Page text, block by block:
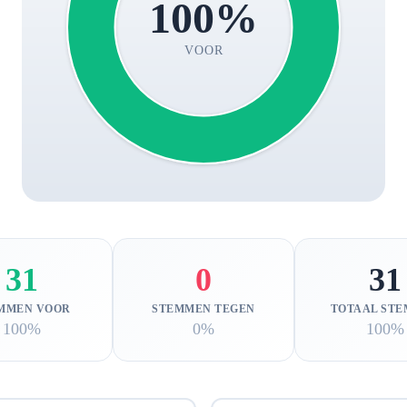
100%
VOOR
31
VOOR
100%
0
STEMMEN TEGEN
0%
31
TOTAAL
100%